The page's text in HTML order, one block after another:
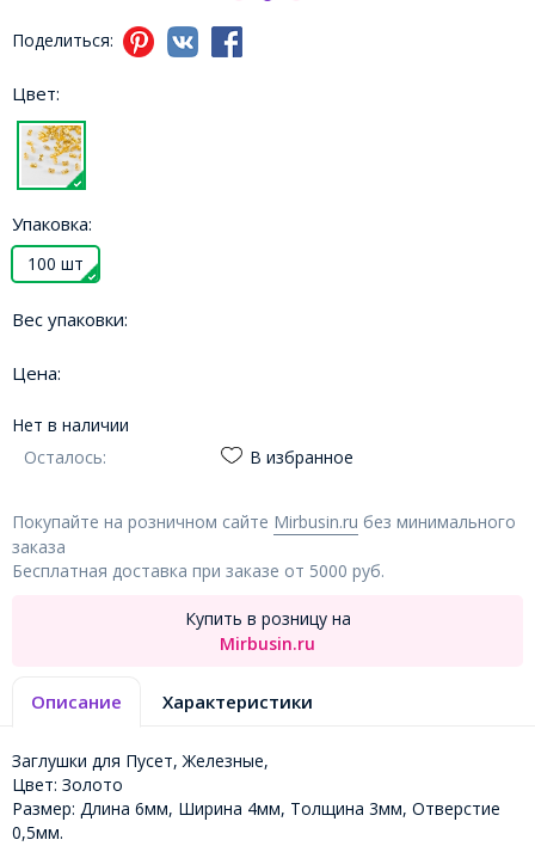
Поделиться:
Цвет:
Упаковка:
100 шт
Вес упаковки:
Цена:
Нет в наличии
Осталось:
В избранное
Покупайте на розничном сайте Mirbusin.ru без минимального
заказа
Бесплатная доставка при заказе от 5000 руб.
Купить в розницу на
Mirbusin.ru
Описание Характеристики
Заглушки для Пусет, Железные,
Цвет: Золото
Размер: Длина 6мм, Ширина 4мм, Толщина 3мм, Отверстие
0,5мм.